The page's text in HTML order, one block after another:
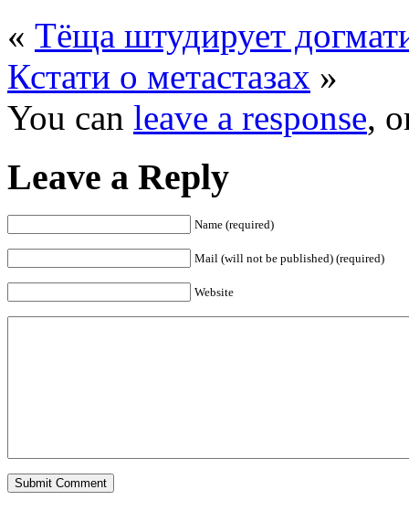
« Тёща штудирует
Кстати о метастазах »
You can leave a response,
Leave a Reply
Name (required)
Mail (will not be published) (required)
Website